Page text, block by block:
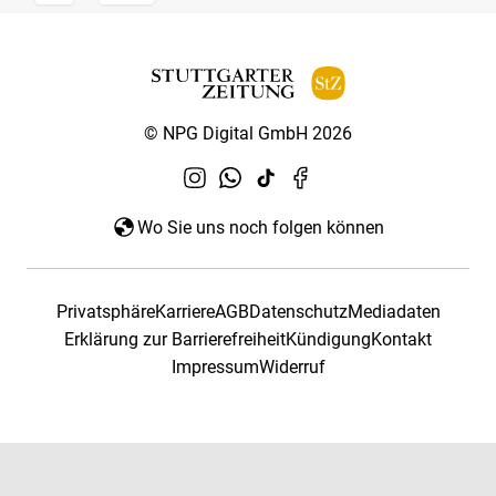
© NPG Digital GmbH 2026
Wo Sie uns noch folgen können
PrivatsphäreKarriereAGBDatenschutzMediadaten
Erklärung zur BarrierefreiheitKündigungKontakt
ImpressumWiderruf